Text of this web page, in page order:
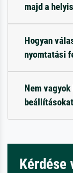
majd a
Hogyan
nyomtatási
Nem
Kérdése